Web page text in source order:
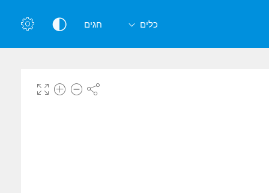
חגים כלים